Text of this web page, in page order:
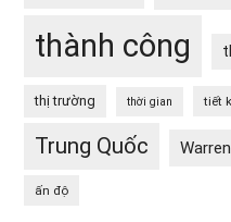
thành công
thị trường thời gian tiết
Trung Quốc
ấn độ